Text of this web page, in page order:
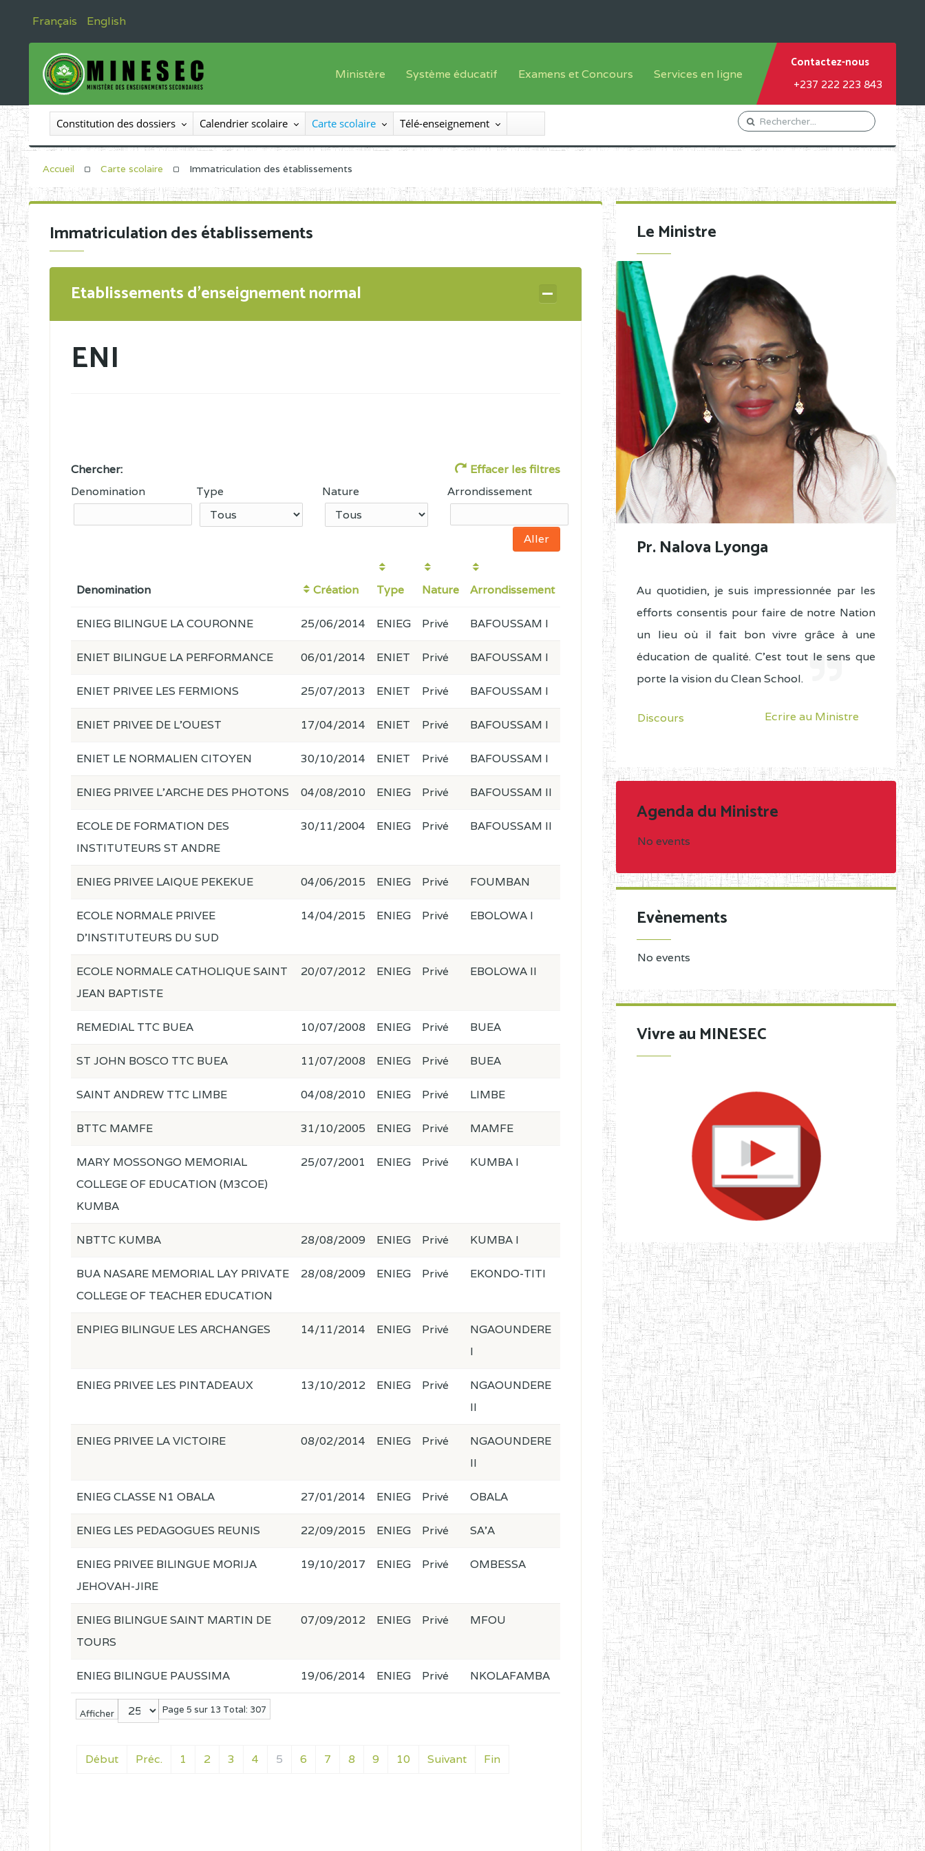
Français English
Ministère
Le Ministre
Le SEESEN
Inspection Générale des Enseignements
Organigramme
Système éducatif
Offre de formation
Sous système francophone
Progammes d'études
Examens et Concours
Inscriptions
Liste des candidats
Diplômes disponibles
Services en ligne
Orientation Conseil
Gestion du Personnel
Demande de subvention
Contactez-nous
+237 222 223 843
Constitution des dossiers Calendrier scolaire Carte scolaire Télé-enseignement
Accueil Carte scolaire Immatriculation des établissements
Immatriculation des établissements
Etablissements d'enseignement normal
ENI
Chercher:
Effacer les filtres
Denomination
Type Nature Arrondissement
Denomination Création Type Nature Arrondissement
Afficher Page 5 sur 13 Total: 307
Début Préc. 1 2 3 4 5 6 7 8 9 10 Suivant Fin
ENIEG BILINGUE LA COURONNE 25/06/2014 ENIEG Privé BAFOUSSAM I
ENIET BILINGUE LA PERFORMANCE 06/01/2014 ENIET Privé BAFOUSSAM I
ENIET PRIVEE LES FERMIONS 25/07/2013 ENIET Privé BAFOUSSAM I
ENIET PRIVEE DE L'OUEST 17/04/2014 ENIET Privé BAFOUSSAM I
ENIET LE NORMALIEN CITOYEN 30/10/2014 ENIET Privé BAFOUSSAM I
ENIEG PRIVEE L'ARCHE DES PHOTONS 04/08/2010 ENIEG Privé BAFOUSSAM II
ECOLE DE FORMATION DES
INSTITUTEURS ST ANDRE
30/11/2004 ENIEG Privé BAFOUSSAM II
ENIEG PRIVEE LAIQUE PEKEKUE 04/06/2015 ENIEG Privé FOUMBAN
ECOLE NORMALE PRIVEE
D'INSTITUTEURS DU SUD
14/04/2015 ENIEG Privé EBOLOWA I
ECOLE NORMALE CATHOLIQUE SAINT
JEAN BAPTISTE
20/07/2012 ENIEG Privé EBOLOWA II
REMEDIAL TTC BUEA 10/07/2008 ENIEG Privé BUEA
ST JOHN BOSCO TTC BUEA 11/07/2008 ENIEG Privé BUEA
SAINT ANDREW TTC LIMBE 04/08/2010 ENIEG Privé LIMBE
BTTC MAMFE 31/10/2005 ENIEG Privé MAMFE
MARY MOSSONGO MEMORIAL
COLLEGE OF EDUCATION (M3COE)
KUMBA
25/07/2001 ENIEG Privé KUMBA I
NBTTC KUMBA 28/08/2009 ENIEG Privé KUMBA I
BUA NASARE MEMORIAL LAY PRIVATE
COLLEGE OF TEACHER EDUCATION
28/08/2009 ENIEG Privé EKONDO-TITI
ENPIEG BILINGUE LES ARCHANGES 14/11/2014 ENIEG Privé
NGAOUNDERE
I
ENIEG PRIVEE LES PINTADEAUX 13/10/2012 ENIEG Privé
NGAOUNDERE
II
ENIEG PRIVEE LA VICTOIRE 08/02/2014 ENIEG Privé
NGAOUNDERE
II
ENIEG CLASSE N1 OBALA 27/01/2014 ENIEG Privé OBALA
ENIEG LES PEDAGOGUES REUNIS 22/09/2015 ENIEG Privé SA'A
ENIEG PRIVEE BILINGUE MORIJA
JEHOVAH-JIRE
19/10/2017 ENIEG Privé OMBESSA
ENIEG BILINGUE SAINT MARTIN DE
TOURS
07/09/2012 ENIEG Privé MFOU
ENIEG BILINGUE PAUSSIMA 19/06/2014 ENIEG Privé NKOLAFAMBA
Le Ministre
Pr. Nalova Lyonga
Au quotidien, je suis impressionnée par les
efforts consentis pour faire de notre Nation
un lieu où il fait bon vivre grâce à une
éducation de qualité. C'est tout le sens que
porte la vision du Clean School.
Discours Ecrire au Ministre
Agenda du Ministre
No events
Evènements
No events
Vivre au MINESEC